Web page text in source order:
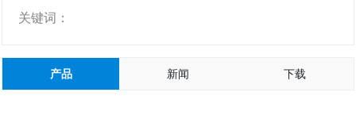
关键词：
产品 新闻 下载